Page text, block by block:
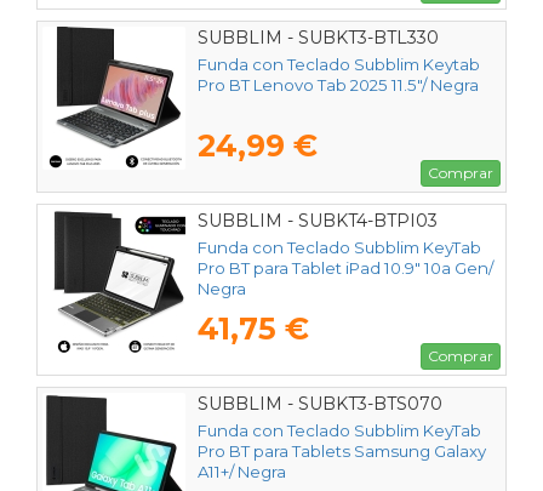
SUBBLIM - SUBKT3-BTL330
Funda con Teclado Subblim Keytab
Pro BT Lenovo Tab 2025 11.5"/ Negra
24,99 €
Comprar
SUBBLIM - SUBKT4-BTPI03
Funda con Teclado Subblim KeyTab
Pro BT para Tablet iPad 10.9" 10a Gen/
Negra
41,75 €
Comprar
SUBBLIM - SUBKT3-BTS070
Funda con Teclado Subblim KeyTab
Pro BT para Tablets Samsung Galaxy
A11+/ Negra